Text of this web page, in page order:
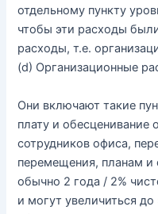
отдельному пункту
чтобы эти расходы
расходы,т.е.
(d) Организационные
Они включают такие
плату и обесценивание
сотрудников офиса,
перемещения, планам и
обычно 2 года / 2%
и могут увеличиться до